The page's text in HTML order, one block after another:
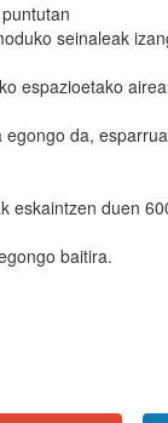
seinaleak
espazioetako
da,
eskaintzen duen
baitira.